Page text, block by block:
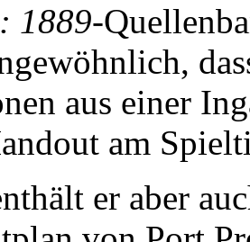
1889-
aus einer
am
er aber